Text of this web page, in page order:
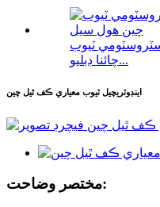
ٽيوب
چائنا ڊبليو...
اينڊوٽريچيل ٽيوب معياري ڪف ٿيل چين
مختصر وضاحت: